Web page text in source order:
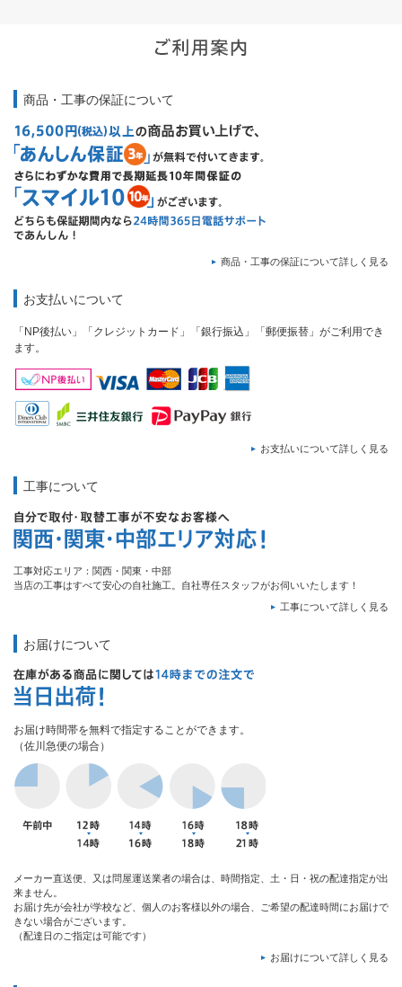
商品・工事の保証について
商品・工事の保証について詳しく見る
お支払いについて
「NP後払い」「クレジットカード」「銀行振込」「郵便振替」がご利用でき
ます。
お支払いについて詳しく見る
工事について
工事対応エリア：関西・関東・中部
当店の工事はすべて安心の自社施工。自社専任スタッフがお伺いいたします！
工事について詳しく見る
お届けについて
お届け時間帯を無料で指定することができます。
（佐川急便の場合）
メーカー直送便、又は問屋運送業者の場合は、時間指定、土・日・祝の配達指定が出
来ません。
お届け先が会社が学校など、個人のお客様以外の場合、ご希望の配達時間にお届けで
きない場合がございます。
（配達日のご指定は可能です）
お届けについて詳しく見る